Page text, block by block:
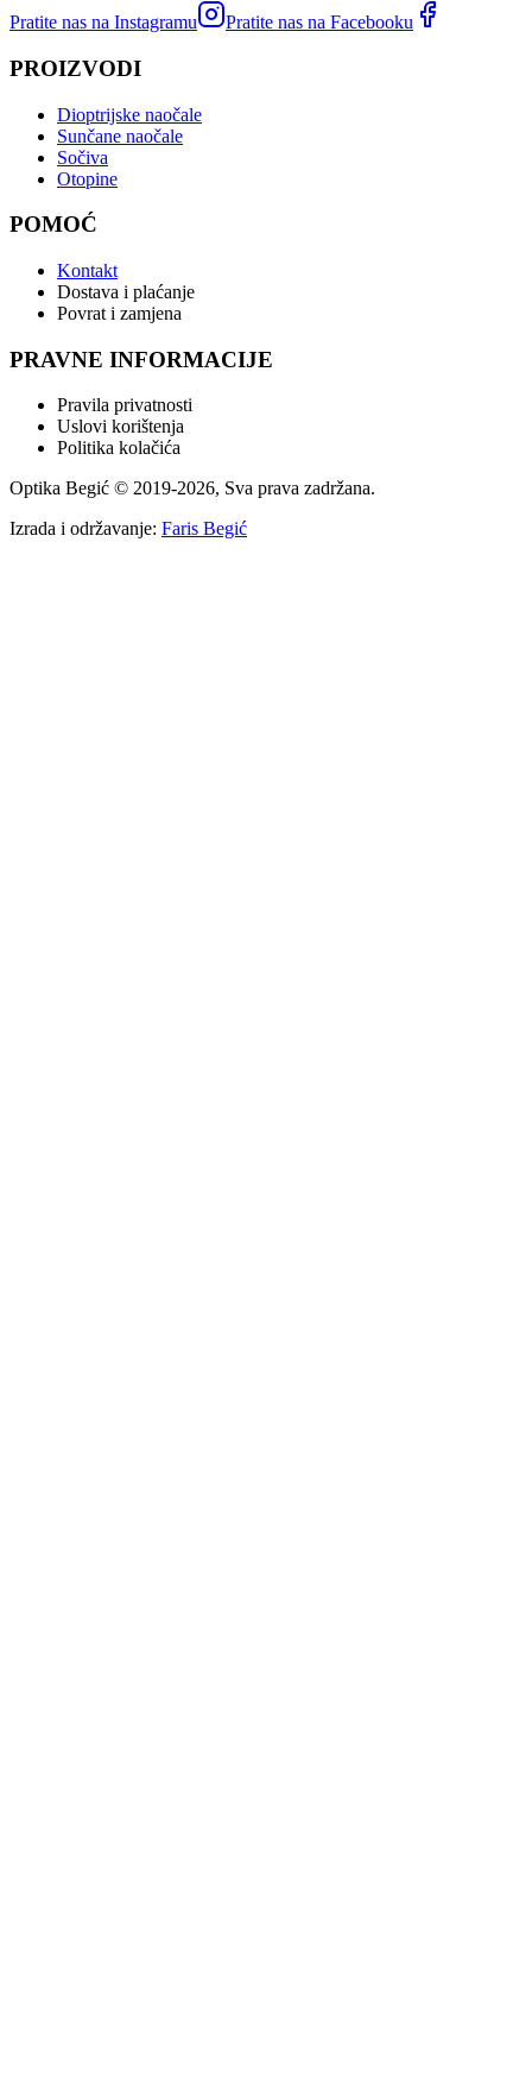
Pratite nas na Instagramu Pratite nas na Facebooku
PROIZVODI
Dioptrijske naočale
Sunčane naočale
Sočiva
Otopine
POMOĆ
Kontakt
Dostava i plaćanje
Povrat i zamjena
PRAVNE INFORMACIJE
Pravila privatnosti
Uslovi korištenja
Politika kolačića
Optika Begić © 2019-2026, Sva prava zadržana.
Izrada i održavanje: Faris Begić